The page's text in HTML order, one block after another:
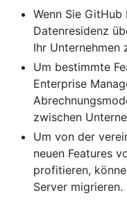
Wenn Sie
Datenresidenz
Ihr Unternehmen
Um bestimmte
Enterprise
zwischen
Um von der
neuen Features
profitieren,
Server migrieren.